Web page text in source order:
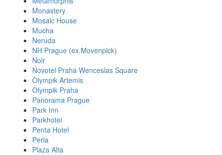
Monastery
Mosaic House
Mucha
Neruda
NH Prague (ex.Movenpick)
Noir
Novotel Praha Wenceslas Square
Olympik Artemis
Olympik Praha
Panorama Prague
Park Inn
Parkhotel
Penta Hotel
Perla
Plaza Alta